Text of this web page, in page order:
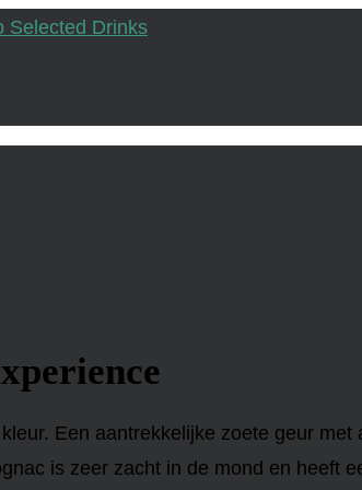
Een aantrekkelijke zoete geur
is zeer zacht in de mond en heeft